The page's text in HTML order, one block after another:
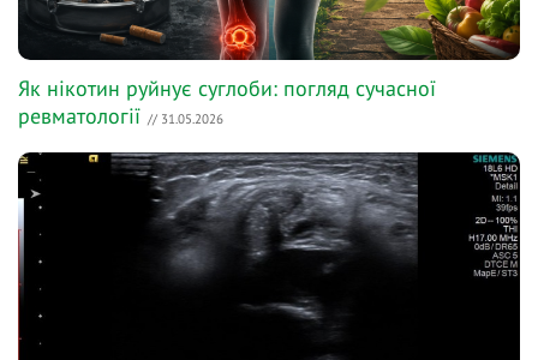
Як нікотин руйнує суглоби: погляд сучасної
ревматології // 31.05.2026